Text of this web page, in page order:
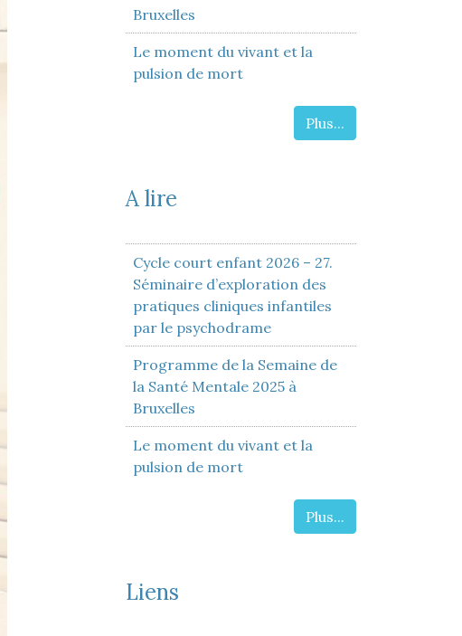
Bruxelles
Le moment du vivant et la
pulsion de mort
Plus...
A lire
Cycle court enfant 2026 – 27.
Séminaire d’exploration des
pratiques cliniques infantiles
par le psychodrame
Programme de la Semaine de
la Santé Mentale 2025 à
Bruxelles
Le moment du vivant et la
pulsion de mort
Plus...
Liens